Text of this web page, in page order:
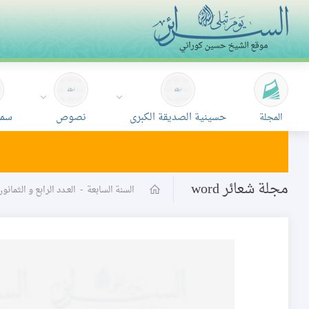
المجلة حسينية الصديقة الكبرى نصوص
مجلة شعائر word
السنة السابعة - العـدد الرابع و